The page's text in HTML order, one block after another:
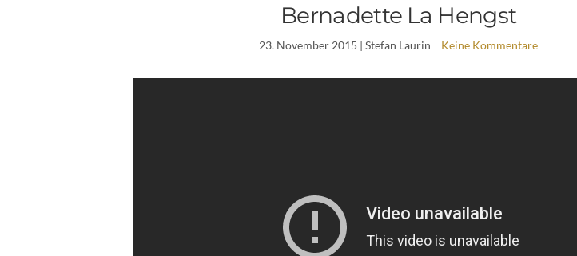
Bernadette La Hengst
23. November 2015 | Stefan Laurin Keine Kommentare